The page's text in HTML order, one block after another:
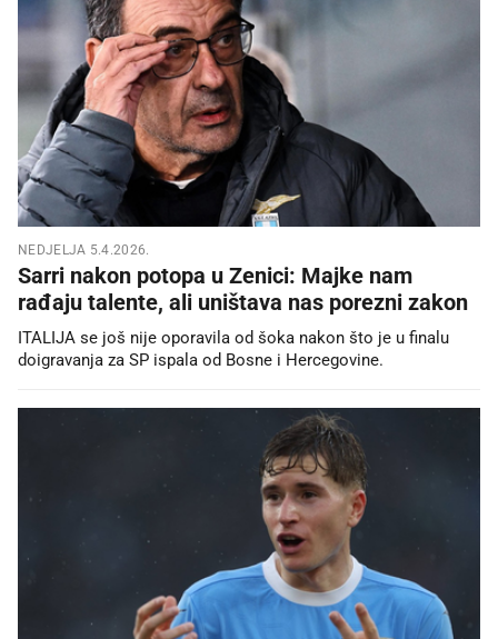
NEDJELJA 5.4.2026.
Sarri nakon potopa u Zenici: Majke nam
rađaju talente, ali uništava nas porezni zakon
ITALIJA se još nije oporavila od šoka nakon što je u finalu
doigravanja za SP ispala od Bosne i Hercegovine.